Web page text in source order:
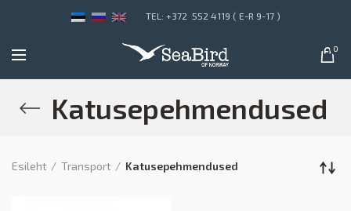
TEL: +372 552 4119 ( E-R 9-17 )
0
Katusepehmendused
Esileht Transport Katusepehmendused